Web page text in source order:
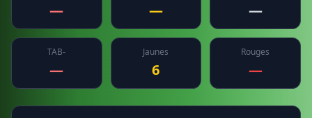
— — —
TAB-
—
Jaunes
6
Rouges
—